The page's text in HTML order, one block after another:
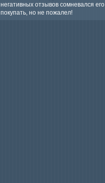
негативных отзывов сомневался его
покупать, но не пожалел!